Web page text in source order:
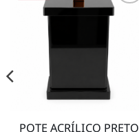
Adicionar
à lista de
desejos
POTE ACRÍLICO PRETO